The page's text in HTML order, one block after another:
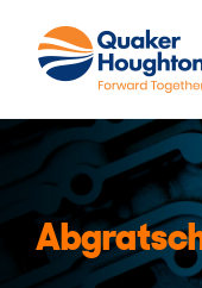
Inhalt
springen